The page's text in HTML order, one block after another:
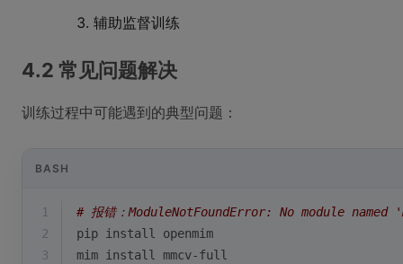
辅助监督训练
4.2 常见问题解决
训练过程中可能遇到的典型问题：
BASH
1
# 报错：ModuleNotFoundError: No module named
2
pip install openmim
3
mim install mmcv-full